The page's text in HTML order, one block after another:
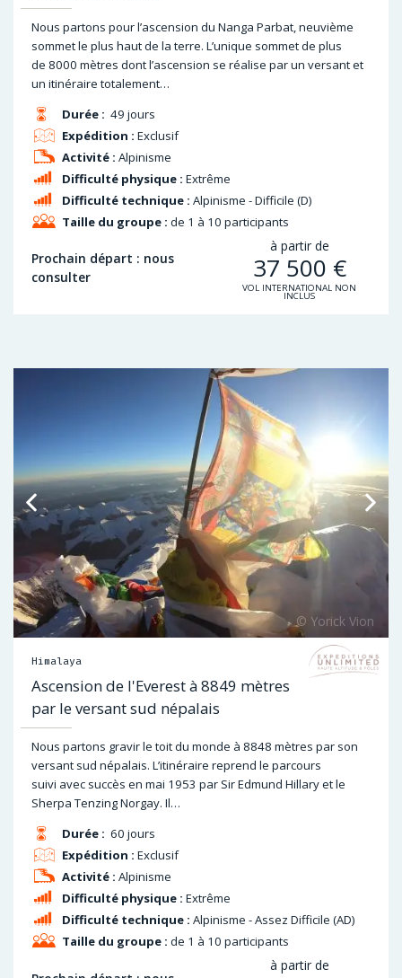
Nous partons pour l’ascension du Nanga Parbat, neuvième
sommet le plus haut de la terre. L’unique sommet de plus
de 8000 mètres dont l’ascension se réalise par un versant et
un itinéraire totalement…
Durée : 49 jours
Difficulté physique : Extrême
Expédition : Exclusif
Difficulté technique : Alpinisme - Difficile (D)
Activité : Alpinisme
Taille du groupe : de 1 à 10 participants
Prochain départ : nous
consulter
à partir de
37 500 €
VOL INTERNATIONAL NON
INCLUS
Himalaya
Ascension de l'Everest à 8849 mètres
par le versant sud népalais
Nous partons gravir le toit du monde à 8848 mètres par son
versant sud népalais. L’itinéraire reprend le parcours
suivi avec succès en mai 1953 par Sir Edmund Hillary et le
Sherpa Tenzing Norgay. Il…
Durée : 60 jours
Difficulté physique : Extrême
Expédition : Exclusif
Difficulté technique : Alpinisme - Assez Difficile (AD)
Activité : Alpinisme
Taille du groupe : de 1 à 10 participants
à partir de